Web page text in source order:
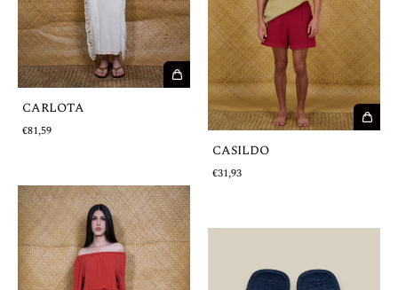
CARLOTA
€81,59
CASILDO
€31,93